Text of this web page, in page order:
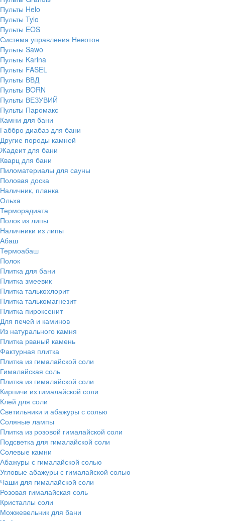
Пульты Helo
Пульты Tylo
Пульты EOS
Система управления Невотон
Пульты Sawo
Пульты Karina
Пульты FASEL
Пульты ВВД
Пульты BORN
Пульты ВЕЗУВИЙ
Пульты Паромакс
Камни для бани
Габбро диабаз для бани
Другие породы камней
Жадеит для бани
Кварц для бани
Пиломатериалы для сауны
Половая доска
Наличник, планка
Ольха
Терморадиата
Полок из липы
Наличники из липы
Абаш
Термоабаш
Полок
Плитка для бани
Плитка змеевик
Плитка талькохлорит
Плитка талькомагнезит
Плитка пироксенит
Для печей и каминов
Из натурального камня
Плитка рваный камень
Фактурная плитка
Плитка из гималайской соли
Гималайская соль
Плитка из гималайской соли
Кирпичи из гималайской соли
Клей для соли
Светильники и абажуры с солью
Соляные лампы
Плитка из розовой гималайской соли
Подсветка для гималайской соли
Солевые камни
Абажуры с гималайской солью
Угловые абажуры с гималайской солью
Чаши для гималайской соли
Розовая гималайская соль
Кристаллы соли
Можжевельник для бани